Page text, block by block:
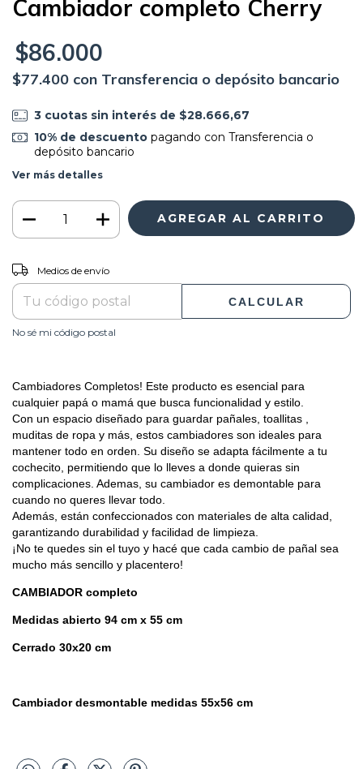
Cambiador completo Cherry
$86.000
$77.400 con Transferencia o depósito bancario
3 cuotas sin interés de $28.666,67
10% de descuentopagando con Transferencia o
depósito bancario
Ver más detalles
Entregas para el CP:
Medios de envío
CALCULAR
No sé mi código postal
Cambiadores Completos! Este producto es esencial para
cualquier papá o mamá que busca funcionalidad y estilo.
Con un espacio diseñado para guardar pañales, toallitas ,
muditas de ropa y más, estos cambiadores son ideales para
mantener todo en orden. Su diseño se adapta fácilmente a tu
cochecito, permitiendo que lo lleves a donde quieras sin
complicaciones. Ademas, su cambiador es demontable para
cuando no queres llevar todo.
Además, están confeccionados con materiales de alta calidad,
garantizando durabilidad y facilidad de limpieza.
¡No te quedes sin el tuyo y hacé que cada cambio de pañal sea
mucho más sencillo y placentero!
CAMBIADOR completo
Medidas abierto 94 cm x 55 cm
Cerrado 30x20 cm
Cambiador desmontable medidas 55x56 cm